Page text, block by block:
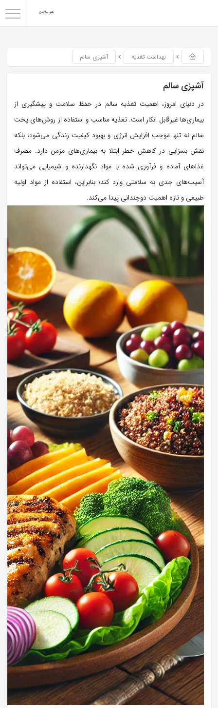
بهداشت تغذیه آشپزی سالم
آشپزی سالم
در دنیای امروز، اهمیت تغذیه سالم در حفظ سلامت و پیشگیری از
بیماری‌ها غیرقابل انکار است. تغذیه مناسب و استفاده از روش‌های پخت
سالم نه تنها موجب افزایش انرژی و بهبود کیفیت زندگی می‌شود، بلکه
نقش بسزایی در کاهش خطر ابتلا به بیماری‌های مزمن دارد. مصرف
غذاهای آماده و فرآوری شده با مواد نگهدارنده و شیمیایی می‌تواند
آسیب‌های جدی به سلامتی وارد کند؛ بنابراین، استفاده از مواد اولیه
طبیعی و تازه اهمیت دوچندانی پیدا می‌کند.